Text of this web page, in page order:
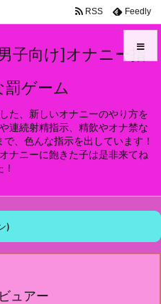
子向け]オナニー指
ゲーム
た、新しいオナニーのやり方を
連続射精指示、精飲やオナ禁な
、色んな指示を出しています！
ナニーに飽きた子は是非来てね
サイド
RSS Feedly
)
ュアー